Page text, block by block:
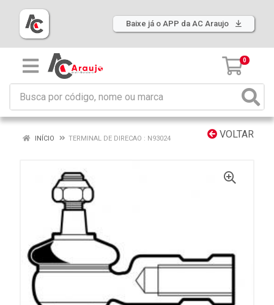
Baixe já o APP da AC Araujo
0
VOLTAR
INÍCIO TERMINAL DE DIRECAO : N93024